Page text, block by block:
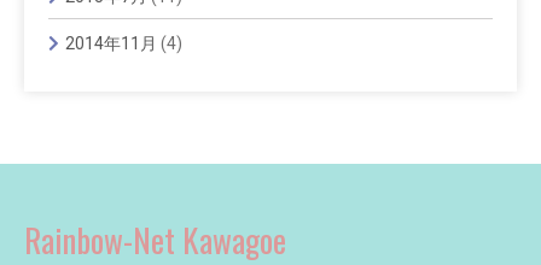
2014年11月 (4)
Rainbow-Net Kawagoe